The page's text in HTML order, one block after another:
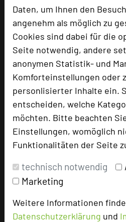
Daten, um Ihnen den
angenehm als möglich zu
Cookies sind dabei für die
Seite notwendig, andere
anonymen Statistik- und
Komforteinstellungen oder
personlisierter Inhalte ein.
entscheiden, welche
möchten. Bitte beachten
Einstellungen, womöglich
Funktionalitäten der Seite
technisch notwendig
Marketing
Weitere Informationen
Datenschutzerklärung und
Aldiana Club Ampflwang
Wörmansedt 1
A-4843 Wörmansed
phone +43 800 100-388
mail Email
language Homepage